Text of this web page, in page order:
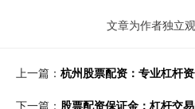
文章为作者独立
上一篇： 杭州股票配资：专业杠杆
下一篇： 股票配资保证金：杠杆交